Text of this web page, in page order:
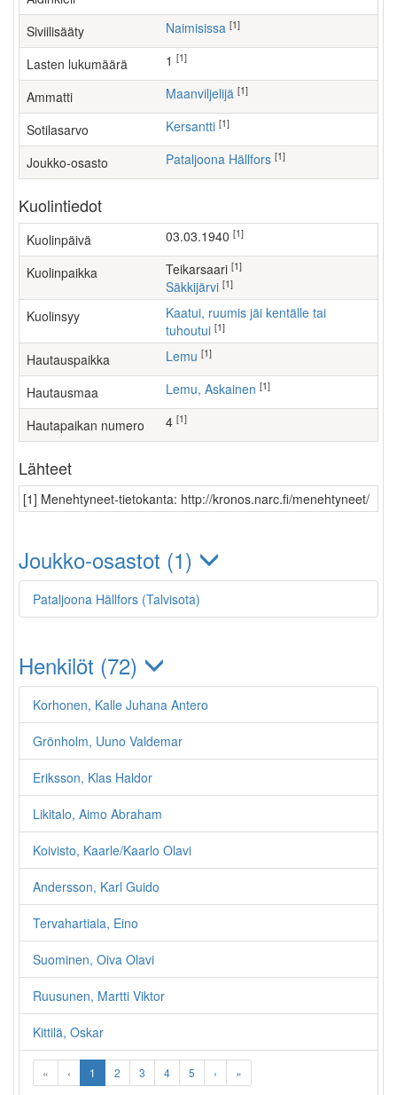
Siviilisääty Naimisissa [1]
Lasten lukumäärä [1]
Ammatti maanviljelijä [1]
Sotilasarvo Kersantti [1]
Joukko-osasto Pataljoona Hällfors [1]
Kuolintiedot
Kuolinpäivä 03.03.1940 [1]
Kuolinpaikka Teikarsaari [1]
Säkkijärvi [1]
Kuolinsyy
Kaatui, ruumis jäi kentälle tai
tuhoutui [1]
Hautauspaikka Lemu [1]
Hautausmaa Lemu, Askainen [1]
Hautapaikan numero [1]
Lähteet
[1] Menehtyneet-tietokanta: http://kronos.narc.fi/menehtyneet/
Joukko-osastot (1)
Pataljoona Hällfors (Talvisota)
Henkilöt (72)
Korhonen, Kalle Juhana Antero
Grönholm, Uuno Valdemar
Eriksson, Klas Haldor
Likitalo, Aimo Abraham
Koivisto, Kaarle/Kaarlo Olavi
Andersson, Karl Guido
Tervahartiala, Eino
Suominen, Oiva Olavi
Ruusunen, Martti Viktor
Kittilä, Oskar
« ‹ 1 2 3 4 5 › »